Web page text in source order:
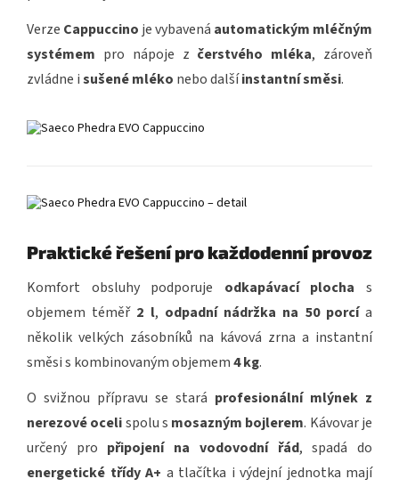
Verze Cappuccino je vybavená automatickým mléčným
systémem pro nápoje z čerstvého mléka, zároveň
zvládne isušené mléko nebo dalšíinstantní směsi.
Praktické řešení pro každodenní provoz
Komfort obsluhy podporuje odkapávací plocha s
objemem téměř 2 l, odpadní nádržka na 50 porcía
několik velkých zásobníků na kávová zrna a instantní
směsi s kombinovaným objemem4 kg.
O svižnou přípravu se stará profesionální mlýnek z
nerezové ocelispolu s mosazným bojlerem. Kávovar je
určený pro připojení na vodovodní řád, spadá do
energetické třídy A+ a tlačítka i výdejní jednotka mají